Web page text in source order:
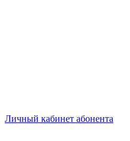
Личный кабинет абонента